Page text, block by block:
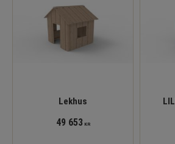
Lekhus
49 653 KR